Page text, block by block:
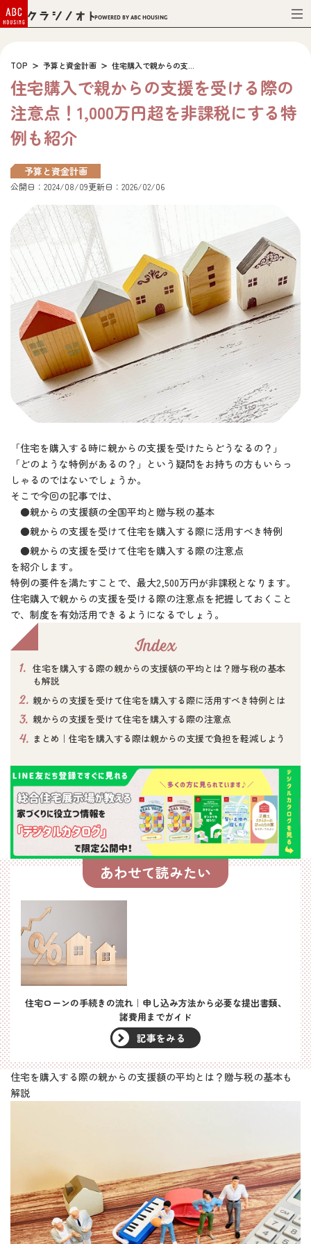
Powered by ABC HOUSING
TOP 予算と資金計画 住宅購入で親からの支...
住宅購入で親からの支援を受ける際の
注意点！1,000万円超を非課税にする特
例も紹介
予算と資金計画
公開日：2024/08/09更新日：2026/02/06
「住宅を購入する時に親からの支援を受けたらどうなるの？」
「どのような特例があるの？」という疑問をお持ちの方もいらっ
しゃるのではないでしょうか。
そこで今回の記事では、
●親からの支援額の全国平均と贈与税の基本
●親からの支援を受けて住宅を購入する際に活用すべき特例
●親からの支援を受けて住宅を購入する際の注意点
を紹介します。
特例の要件を満たすことで、最大2,500万円が非課税となります。
住宅購入で親からの支援を受ける際の注意点を把握しておくこと
で、制度を有効活用できるようになるでしょう。
Index
1. 住宅を購入する際の親からの支援額の平均とは？贈与税の基本
も解説
2. 親からの支援を受けて住宅を購入する際に活用すべき特例とは
3. 親からの支援を受けて住宅を購入する際の注意点
4. まとめ｜住宅を購入する際は親からの支援で負担を軽減しよう
あわせて読みたい
住宅ローンの手続きの流れ｜申し込み方法から必要な提出書類、
諸費用までガイド
記事をみる
住宅を購入する際の親からの支援額の平均とは？贈与税の基本も
解説